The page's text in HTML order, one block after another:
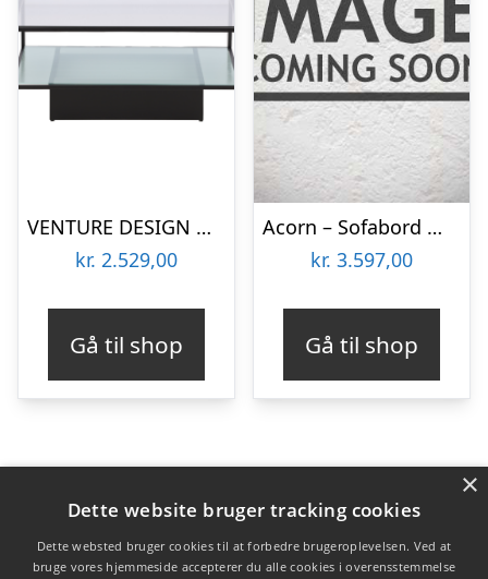
VENTURE DESIGN Maglehem sofabord, m. hylde – klar glas og sort stål (90×90)
kr. 2.529,00
Gå til shop
Acorn – Sofabord med hylde
kr. 3.597,00
Gå til shop
Varekategorier
Produkter
×
Dette website bruger tracking cookies
Dette websted bruger cookies til at forbedre brugeroplevelsen. Ved at
bruge vores hjemmeside accepterer du alle cookies i overensstemmelse